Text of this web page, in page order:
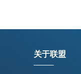
关于联盟